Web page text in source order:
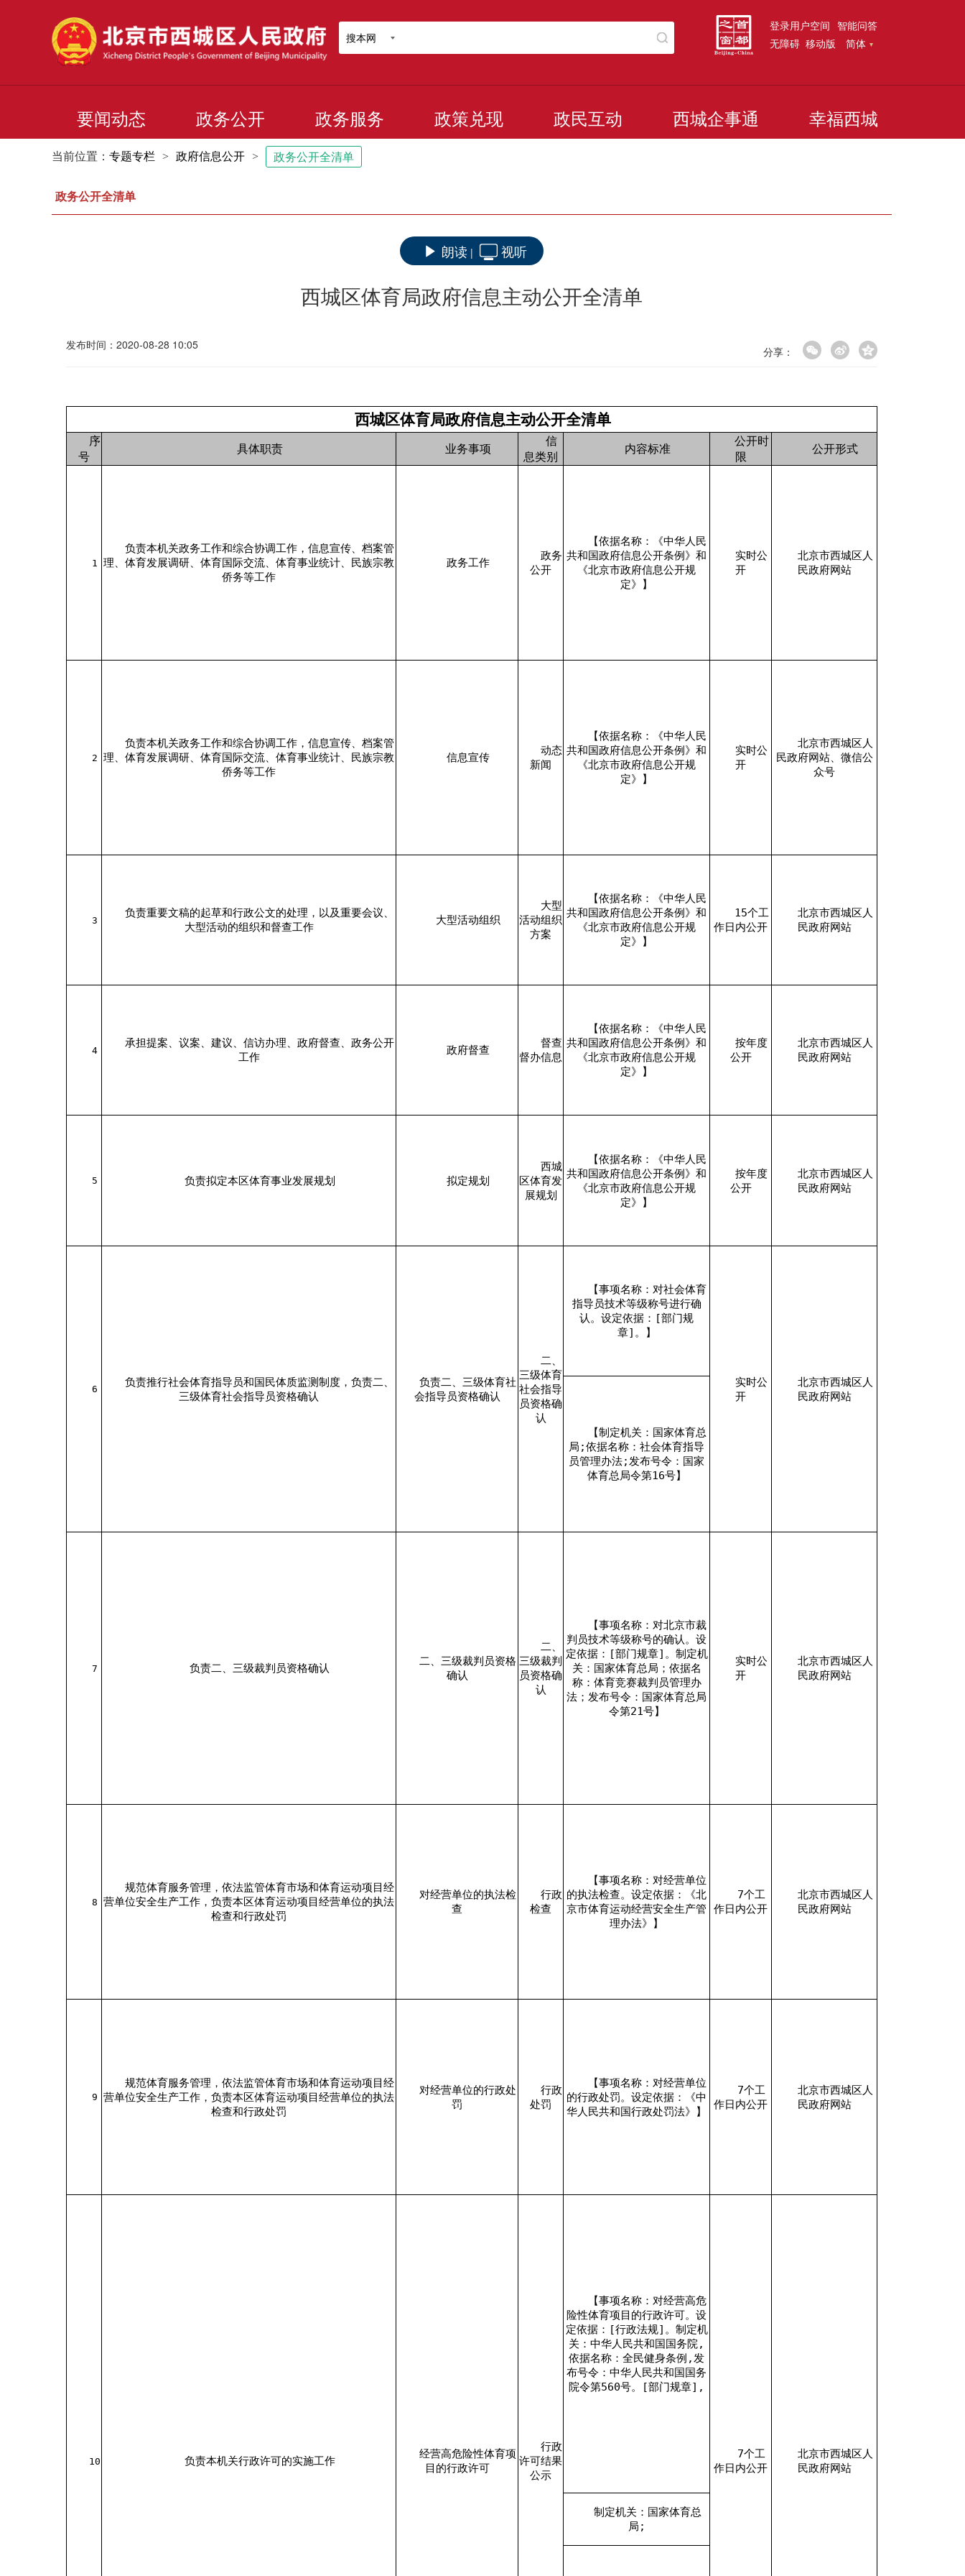
搜本网
登录用户空间 智能问答
无障碍 移动版 简体
要闻动态 政务公开 政务服务 政策兑现 政民互动 西城企事通 幸福西城
当前位置： 专题专栏 > 政府信息公开 > 政务公开全清单
政务公开全清单
朗读 | 视听
西城区体育局政府信息主动公开全清单
发布时间：2020-08-28 10:05 分享：
西城区体育局政府信息主动公开全清单
序
号
具体职责 业务事项
信
息类别
内容标准
公开时
限
公开形式
1
负责本机关政务工作和综合协调工作，信息宣传、档案管
理、体育发展调研、体育国际交流、体育事业统计、民族宗教
侨务等工作
政务工作
政务
公开
【依据名称：《中华人民
共和国政府信息公开条例》和
《北京市政府信息公开规
定》】
实时公
开
北京市西城区人
民政府网站
2
负责本机关政务工作和综合协调工作，信息宣传、档案管
理、体育发展调研、体育国际交流、体育事业统计、民族宗教
侨务等工作
信息宣传
动态
新闻
【依据名称：《中华人民
共和国政府信息公开条例》和
《北京市政府信息公开规
定》】
实时公
开
北京市西城区人
民政府网站、微信公
众号
3
负责重要文稿的起草和行政公文的处理，以及重要会议、
大型活动的组织和督查工作
大型活动组织
大型
活动组织
方案
【依据名称：《中华人民
共和国政府信息公开条例》和
《北京市政府信息公开规
定》】
15个工
作日内公开
北京市西城区人
民政府网站
4
承担提案、议案、建议、信访办理、政府督查、政务公开
工作
政府督查
督查
督办信息
【依据名称：《中华人民
共和国政府信息公开条例》和
《北京市政府信息公开规
定》】
按年度
公开
北京市西城区人
民政府网站
5 负责拟定本区体育事业发展规划 拟定规划
西城
区体育发
展规划
【依据名称：《中华人民
共和国政府信息公开条例》和
《北京市政府信息公开规
定》】
按年度
公开
北京市西城区人
民政府网站
6
负责推行社会体育指导员和国民体质监测制度，负责二、
三级体育社会指导员资格确认
负责二、三级体育社
会指导员资格确认
二、
三级体育
社会指导
员资格确
认
【事项名称：对社会体育
指导员技术等级称号进行确
认。设定依据：[部门规
章]。】
实时公
开
北京市西城区人
民政府网站
【制定机关：国家体育总
局;依据名称：社会体育指导
员管理办法;发布号令：国家
体育总局令第16号】
7 负责二、三级裁判员资格确认
二、三级裁判员资格
确认
二、
三级裁判
员资格确
认
【事项名称：对北京市裁
判员技术等级称号的确认。设
定依据：[部门规章]。制定机
关：国家体育总局；依据名
称：体育竞赛裁判员管理办
法；发布号令：国家体育总局
令第21号】
实时公
开
北京市西城区人
民政府网站
8
规范体育服务管理，依法监管体育市场和体育运动项目经
营单位安全生产工作，负责本区体育运动项目经营单位的执法
检查和行政处罚
对经营单位的执法检
查
行政
检查
【事项名称：对经营单位
的执法检查。设定依据：《北
京市体育运动经营安全生产管
理办法》】
7个工
作日内公开
北京市西城区人
民政府网站
9
规范体育服务管理，依法监管体育市场和体育运动项目经
营单位安全生产工作，负责本区体育运动项目经营单位的执法
检查和行政处罚
对经营单位的行政处
罚
行政
处罚
【事项名称：对经营单位
的行政处罚。设定依据：《中
华人民共和国行政处罚法》】
7个工
作日内公开
北京市西城区人
民政府网站
10 负责本机关行政许可的实施工作
经营高危险性体育项
目的行政许可
行政
许可结果
公示
【事项名称：对经营高危
险性体育项目的行政许可。设
定依据：[行政法规]。制定机
关：中华人民共和国国务院,
依据名称：全民健身条例,发
布号令：中华人民共和国国务
院令第560号。[部门规章],
7个工
作日内公开
北京市西城区人
民政府网站
制定机关：国家体育总
局;